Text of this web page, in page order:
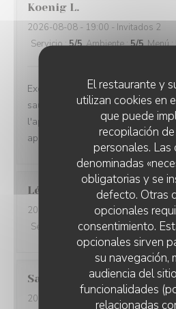
El restaurante y
utilizan cookies en
que puede
recopilación
personales. Las
denominadas
obligatorias y se
defecto. Otras
opcionales
consentimiento.
opcionales sirven
su navegación,
audiencia del
funcionalidades
relacionadas
Koenig L
2026-08-08 - 19:00 - Invitados 2
Servicio:5/5 Ambiente:5/5 Menú:
Excellente soirée en terrasse, plat
saumon) délicieux, assiette de
l'apéritif au dessert tout était bienl
apprécié la petite madeleine
Léa
2026-08-05
- 20:30 - Invitados 4
Servicio
/5 Ambiente: 5/5 Menú:
Salima
2026-08-07
- 19:15 - Invitados 2